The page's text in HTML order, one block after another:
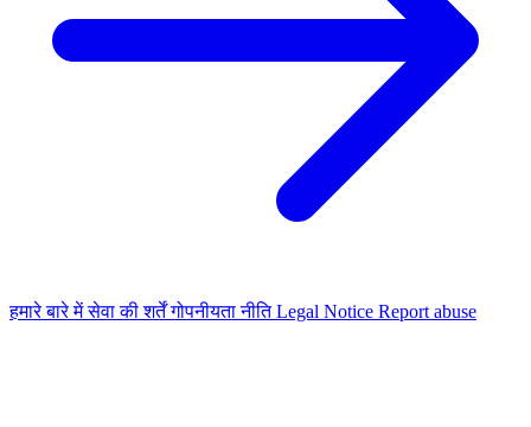
हमारे बारे मेंसेवा की शर्तेंगोपनीयता नीतिLegal Notice Report abuse